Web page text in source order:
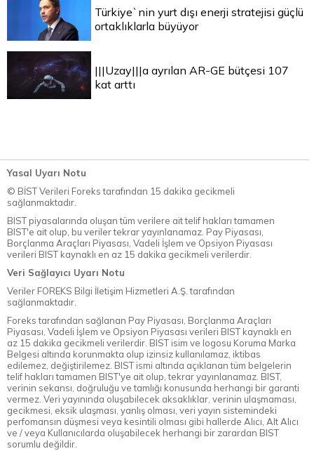
Türkiye`nin yurt dışı enerji stratejisi güçlü
ortaklıklarla büyüyor
|||Uzay|||a ayrılan AR-GE bütçesi 107
kat arttı
Yasal Uyarı Notu
© BİST Verileri Foreks tarafından 15 dakika gecikmeli
sağlanmaktadır.
BIST piyasalarında oluşan tüm verilere ait telif hakları tamamen
BIST'e ait olup, bu veriler tekrar yayınlanamaz. Pay Piyasası,
Borçlanma Araçları Piyasası, Vadeli İşlem ve Opsiyon Piyasası
verileri BIST kaynaklı en az 15 dakika gecikmeli verilerdir.
Veri Sağlayıcı Uyarı Notu
Veriler FOREKS Bilgi İletişim Hizmetleri A.Ş. tarafından
sağlanmaktadır.
Foreks tarafından sağlanan Pay Piyasası, Borçlanma Araçları
Piyasası, Vadeli İşlem ve Opsiyon Piyasası verileri BIST kaynaklı en
az 15 dakika gecikmeli verilerdir. BIST isim ve logosu Koruma Marka
Belgesi altında korunmakta olup izinsiz kullanılamaz, iktibas
edilemez, değiştirilemez. BIST ismi altında açıklanan tüm belgelerin
telif hakları tamamen BIST'ye ait olup, tekrar yayınlanamaz. BIST,
verinin sekansı, doğruluğu ve tamlığı konusunda herhangi bir garanti
vermez. Veri yayınında oluşabilecek aksaklıklar, verinin ulaşmaması,
gecikmesi, eksik ulaşması, yanlış olması, veri yayın sistemindeki
perfomansın düşmesi veya kesintili olması gibi hallerde Alıcı, Alt Alıcı
ve / veya Kullanıcılarda oluşabilecek herhangi bir zarardan BIST
sorumlu değildir.